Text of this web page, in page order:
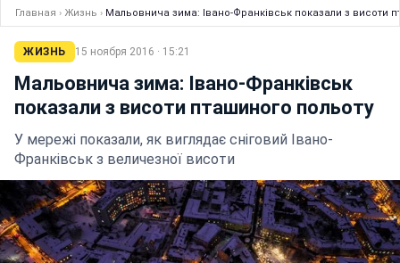
Главная › Жизнь › Мальовнича зима: Івано-Франківськ показали з висоти
ЖИЗНЬ 15 ноября 2016 · 15:21
Мальовнича зима: Івано-Франківськ
показали з висоти пташиного польоту
У мережі показали, як виглядає сніговий Івано-
Франківськ з величезної висоти